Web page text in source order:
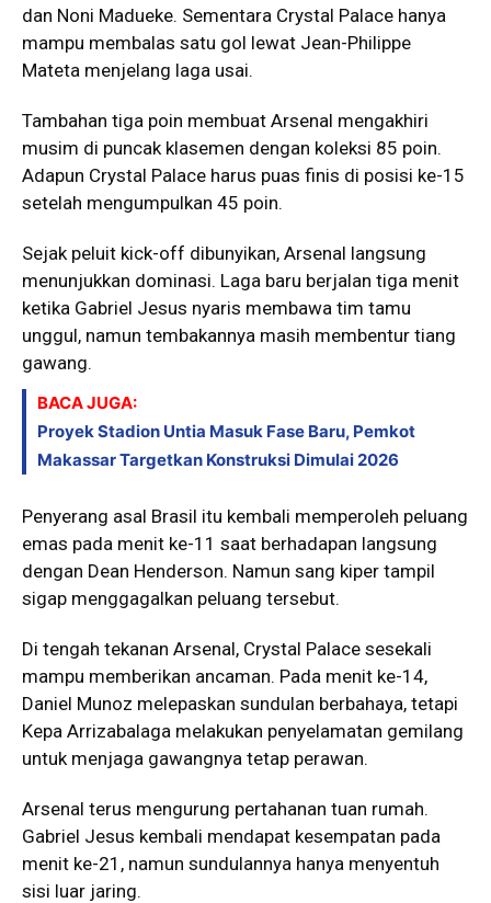
dan Noni Madueke. Sementara Crystal Palace hanya
mampu membalas satu gol lewat Jean-Philippe
Mateta menjelang laga usai.
Tambahan tiga poin membuat Arsenal mengakhiri
musim di puncak klasemen dengan koleksi 85 poin.
Adapun Crystal Palace harus puas finis di posisi ke-15
setelah mengumpulkan 45 poin.
Sejak peluit kick-off dibunyikan, Arsenal langsung
menunjukkan dominasi. Laga baru berjalan tiga menit
ketika Gabriel Jesus nyaris membawa tim tamu
unggul, namun tembakannya masih membentur tiang
gawang.
BACA JUGA:
Proyek Stadion Untia Masuk Fase Baru, Pemkot
Makassar Targetkan Konstruksi Dimulai 2026
Penyerang asal Brasil itu kembali memperoleh peluang
emas pada menit ke-11 saat berhadapan langsung
dengan Dean Henderson. Namun sang kiper tampil
sigap menggagalkan peluang tersebut.
Di tengah tekanan Arsenal, Crystal Palace sesekali
mampu memberikan ancaman. Pada menit ke-14,
Daniel Munoz melepaskan sundulan berbahaya, tetapi
Kepa Arrizabalaga melakukan penyelamatan gemilang
untuk menjaga gawangnya tetap perawan.
Arsenal terus mengurung pertahanan tuan rumah.
Gabriel Jesus kembali mendapat kesempatan pada
menit ke-21, namun sundulannya hanya menyentuh
sisi luar jaring.